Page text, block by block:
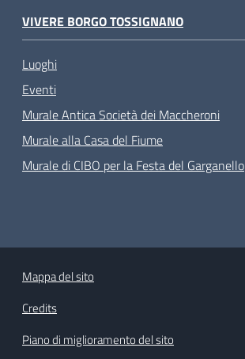
VIVERE BORGO TOSSIGNANO
Luoghi
Eventi
Murale Antica Società dei Maccheroni
Murale alla Casa del Fiume
Murale di CIBO per la Festa del Garganello
Mappa del sito
Credits
Piano di miglioramento del sito